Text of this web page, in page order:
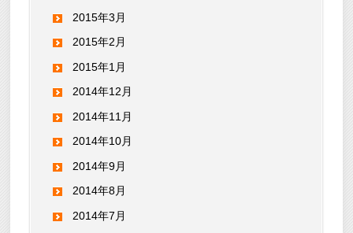
2015年3月
2015年2月
2015年1月
2014年12月
2014年11月
2014年10月
2014年9月
2014年8月
2014年7月